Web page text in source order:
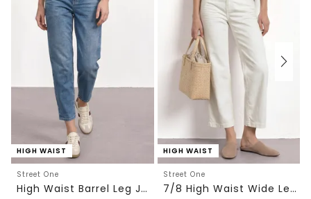
HIGH WAIST
Street One
High Waist Barrel Leg Jeans im Loose Fit
HIGH WAIST
Street One
7/8 High Waist Wide Leg Jeans im Loose Fit